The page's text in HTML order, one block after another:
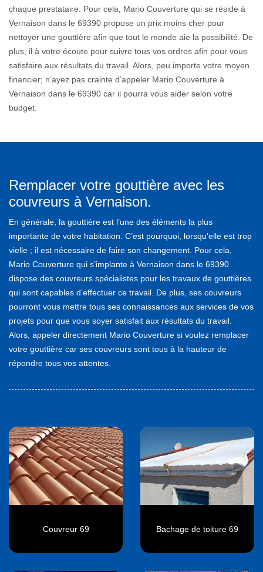
chaque prestataire. Pour cela, Mario Couverture qui se réside à
Vernaison dans le 69390 propose un prix moins cher pour
nettoyer une gouttière afin que tout le monde aie la possibilité. De
plus, il à votre écoute pour suivre tous vos ordres afin pour vous
satisfaire aux résultats du travail. Alors, peu importe votre moyen
financier; n’ayez pas crainte d’appeler Mario Couverture à
Vernaison dans le 69390 car il pourra vous aider selon votre
budget.
Remplacer votre gouttière avec les
couvreurs à Vernaison.
En générale, la gouttière est l’une des éléments la plus
importante de votre habitation. C’est pourquoi, lorsqu'elle est trop
vielle ; il est nécessaire de faire son changement. Pour cela,
Mario Couverture qui s’implante à Vernaison dans le 69390
dispose des couvreurs spécialistes pour les travaux de gouttières
qui sont capables d’effectuer ce travail. De plus, ses couvreurs
pourront vous mettre tous ses connaissances aux services de vos
projets pour que vous soyer satisfait aux résultats du travail.
Alors, appeler directement Mario Couverture si voulez remplacer
votre gouttière car ses couvreurs sont tous à la hauteur de
répondre tous vos attentes.
Couvreur 69 Bachage de toiture 69